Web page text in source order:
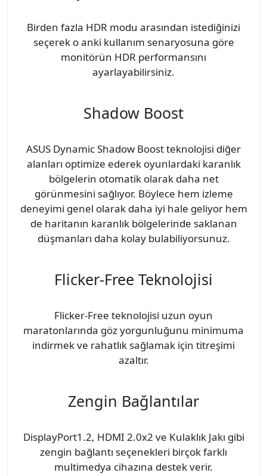
Birden fazla HDR modu arasından istediğinizi
seçerek o anki kullanım senaryosuna göre
monitörün HDR performansını
ayarlayabilirsiniz.
Shadow Boost
ASUS Dynamic Shadow Boost teknolojisi diğer
alanları optimize ederek oyunlardaki karanlık
bölgelerin otomatik olarak daha net
görünmesini sağlıyor. Böylece hem izleme
deneyimi genel olarak daha iyi hale geliyor hem
de haritanın karanlık bölgelerinde saklanan
düşmanları daha kolay bulabiliyorsunuz.
Flicker-Free Teknolojisi
Flicker-Free teknolojisi uzun oyun
maratonlarında göz yorgunluğunu minimuma
indirmek ve rahatlık sağlamak için titreşimi
azaltır.
Zengin Bağlantılar
DisplayPort1.2, HDMI 2.0x2 ve Kulaklık Jakı gibi
zengin bağlantı seçenekleri birçok farklı
multimedya cihazına destek verir.